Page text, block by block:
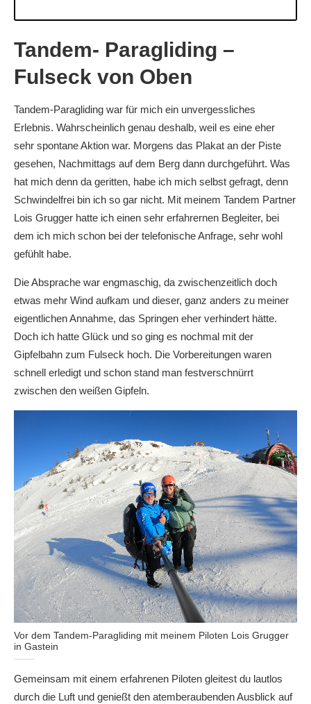
Tandem- Paragliding –
Fulseck von Oben
Tandem-Paragliding war für mich ein unvergessliches
Erlebnis. Wahrscheinlich genau deshalb, weil es eine eher
sehr spontane Aktion war. Morgens das Plakat an der Piste
gesehen, Nachmittags auf dem Berg dann durchgeführt. Was
hat mich denn da geritten, habe ich mich selbst gefragt, denn
Schwindelfrei bin ich so gar nicht. Mit meinem Tandem Partner
Lois Grugger hatte ich einen sehr erfahrernen Begleiter, bei
dem ich mich schon bei der telefonische Anfrage, sehr wohl
gefühlt habe.
Die Absprache war engmaschig, da zwischenzeitlich doch
etwas mehr Wind aufkam und dieser, ganz anders zu meiner
eigentlichen Annahme, das Springen eher verhindert hätte.
Doch ich hatte Glück und so ging es nochmal mit der
Gipfelbahn zum Fulseck hoch. Die Vorbereitungen waren
schnell erledigt und schon stand man festverschnürrt
zwischen den weißen Gipfeln.
Vor dem Tandem-Paragliding mit meinem Piloten Lois Grugger
in Gastein
Gemeinsam mit einem erfahrenen Piloten gleitest du lautlos
durch die Luft und genießt den atemberaubenden Ausblick auf